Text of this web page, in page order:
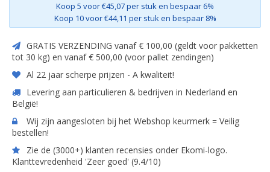
Koop 5 voor €45,07 per stuk en bespaar 6%
Koop 10 voor €44,11 per stuk en bespaar 8%
GRATIS VERZENDING vanaf € 100,00 (geldt voor pakketten
tot 30 kg) en vanaf € 500,00 (voor pallet zendingen)
Al 22 jaar scherpe prijzen - A kwaliteit!
Levering aan particulieren & bedrijven in Nederland en
België!
Wij zijn aangesloten bij het Webshop keurmerk = Veilig
bestellen!
Zie de (3000+) klanten recensies onder Ekomi-logo.
Klanttevredenheid 'Zeer goed' (9.4/10)